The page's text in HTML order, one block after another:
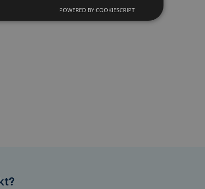
POWERED BY COOKIESCRIPT